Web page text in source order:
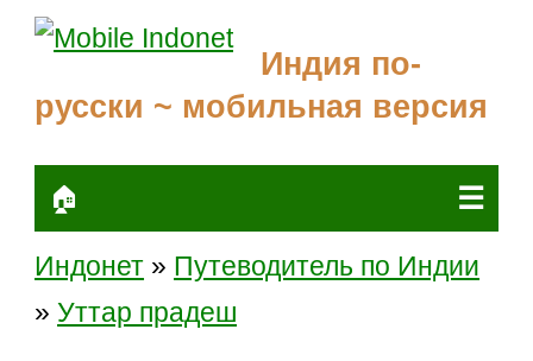
Индия по-
русски ~ мобильная версия
🏠 ☰
Индонет » Путеводитель по Индии
»Уттар прадеш